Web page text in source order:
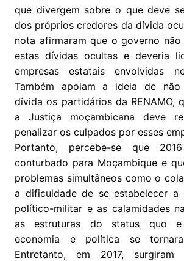
que divergem sobre o que deve
dos próprios credores da dívida
nota afirmaram que o governo não
estas dívidas ocultas e deveria
empresas estatais envolvidas
Também apoiam a ideia de não
dívida os partidários da RENAMO,
a Justiça moçambicana deve
penalizar os culpados por esses
Portanto, percebe-se que
conturbado para Moçambique e
problemas simultâneos como o
a dificuldade de se estabelecer
político-militar e as calamidades
as estruturas do status quo e
economia e política se
Entretanto, em 2017, surgiram